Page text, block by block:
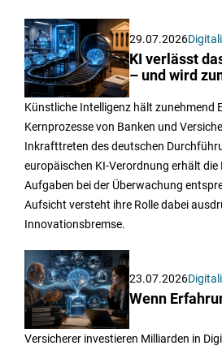
29.07.2026
KI verlässt
– und wird
Künstliche Intelligenz hält zunehmend
Kernprozesse von Banken und
Inkrafttreten des deutschen
europäischen KI-Verordnung erhält die
Aufgaben bei der Überwachung
Aufsicht versteht ihre Rolle dabei
Innovationsbremse.
23.07.2026
Wenn
Versicherer investieren Milliarden in